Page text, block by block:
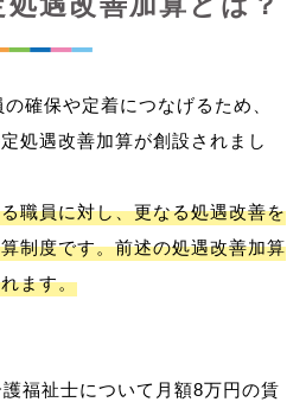
確保や定着につなげるため、
処遇改善加算が創設されまし
職員に対し、更なる処遇改善を
制度です。前述の処遇改善加算
ます。
護福祉士について月額8万円の賃